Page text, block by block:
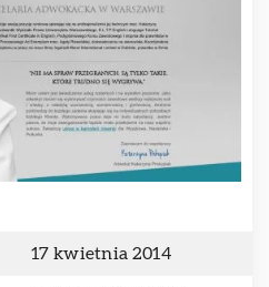
17 kwietnia 2014